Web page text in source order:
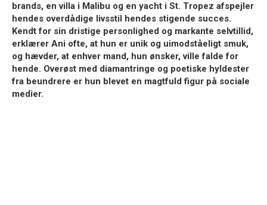
brands, en villa i Malibu og en yacht i St. Tropez afspejler
hendes overdådige livsstil hendes stigende succes.
Kendt for sin dristige personlighed og markante selvtillid,
erklærer Ani ofte, at hun er unik og uimodståeligt smuk,
og hævder, at enhver mand, hun ønsker, ville falde for
hende. Overøst med diamantringe og poetiske hyldester
fra beundrere er hun blevet en magtfuld figur på sociale
medier.